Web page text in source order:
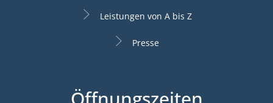
Leistungen von A bis Z
Presse